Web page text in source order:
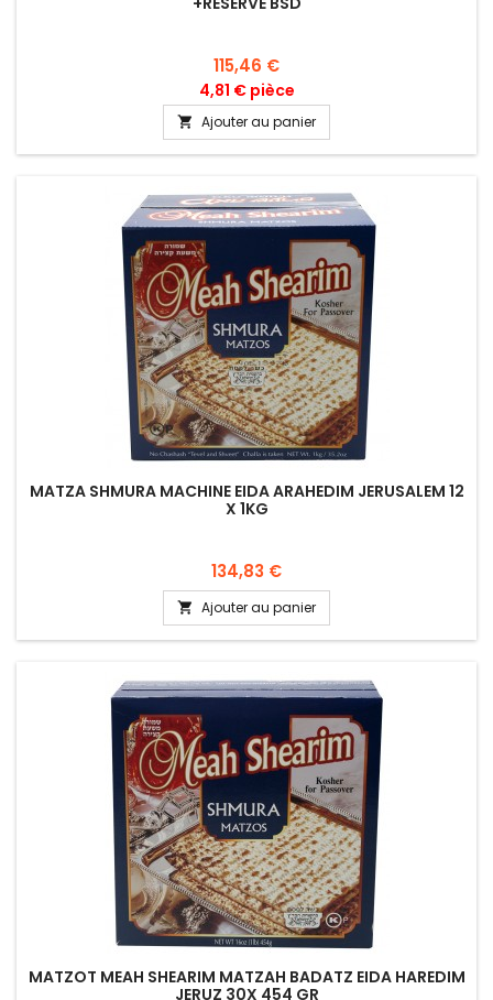
Prix
115,46 €
4,81 € pièce
 Ajouter au panier
MATZA SHMURA MACHINE EIDA ARAHEDIM JERUSALEM 12
X 1KG
Prix
134,83 €
 Ajouter au panier
MATZOT MEAH SHEARIM MATZAH BADATZ EIDA HAREDIM
JERUZ 30X 454 GR